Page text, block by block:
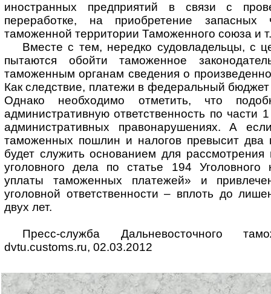
иностранных предприятий в связи с
переработке, на приобретение
таможенной территории Таможенного союза и
Вместе с тем, нередко судовладельцы, с
пытаются обойти таможенное
таможенным органам сведения о
Как следствие, платежи в федеральный
Однако необходимо отметить, что
административную ответственность по части
административных правонарушениях. А
таможенных пошлин и налогов превысит два
будет служить основанием для
уголовного дела по статье 194 Уголовного
уплаты таможенных платежей» и
уголовной ответственности – вплоть до
двух лет.
Пресс-служба Дальневосточного
dvtu.customs.ru, 02.03.2012